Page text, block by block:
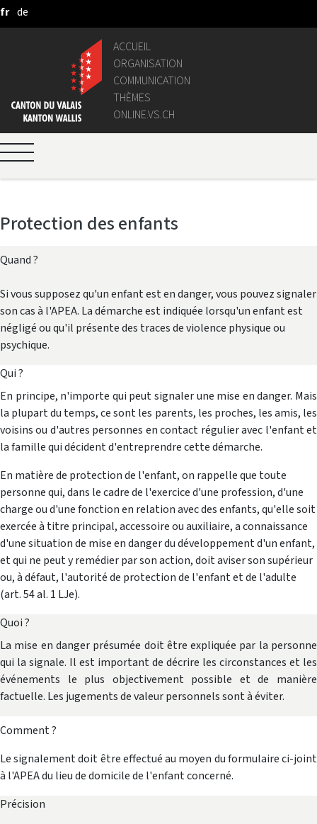
Saut au contenu principal
fr de
ACCUEIL
ORGANISATION
COMMUNICATION
THÈMES
ONLINE.VS.CH
Protection des enfants
Quand ?
Si vous supposez qu'un enfant est en danger, vous pouvez signaler
son cas à l'APEA. La démarche est indiquée lorsqu'un enfant est
négligé ou qu'il présente des traces de violence physique ou
psychique.
Qui ?
En principe, n'importe qui peut signaler une mise en danger. Mais
la plupart du temps, ce sont les parents, les proches, les amis, les
voisins ou d'autres personnes en contact régulier avec l'enfant et
la famille qui décident d'entreprendre cette démarche.
En matière de protection de l'enfant, on rappelle que toute
personne qui, dans le cadre de l'exercice d'une profession, d'une
charge ou d'une fonction en relation avec des enfants, qu'elle soit
exercée à titre principal, accessoire ou auxiliaire, a connaissance
d'une situation de mise en danger du dévelop­pement d'un enfant,
et qui ne peut y remédier par son action, doit aviser son supérieur
ou, à défaut, l'autorité de protection de l'enfant et de l'adulte
(art. 54 al. 1 LJe).
Quoi ?
La mise en danger présumée doit être expliquée par la personne
qui la signale. Il est important de décrire les circonstances et les
événements le plus objectivement possible et de manière
factuelle. Les jugements de valeur personnels sont à éviter.
Comment ?
Le signalement doit être effectué au moyen du formulaire ci-joint
à l'APEA du lieu de domicile de l'enfant concerné.
Précision